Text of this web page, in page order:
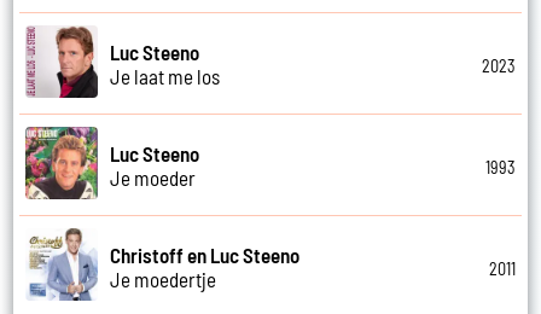
Luc Steeno
Je laat me los
2023
Luc Steeno
Je moeder
1993
Christoff en Luc Steeno
Je moedertje
2011